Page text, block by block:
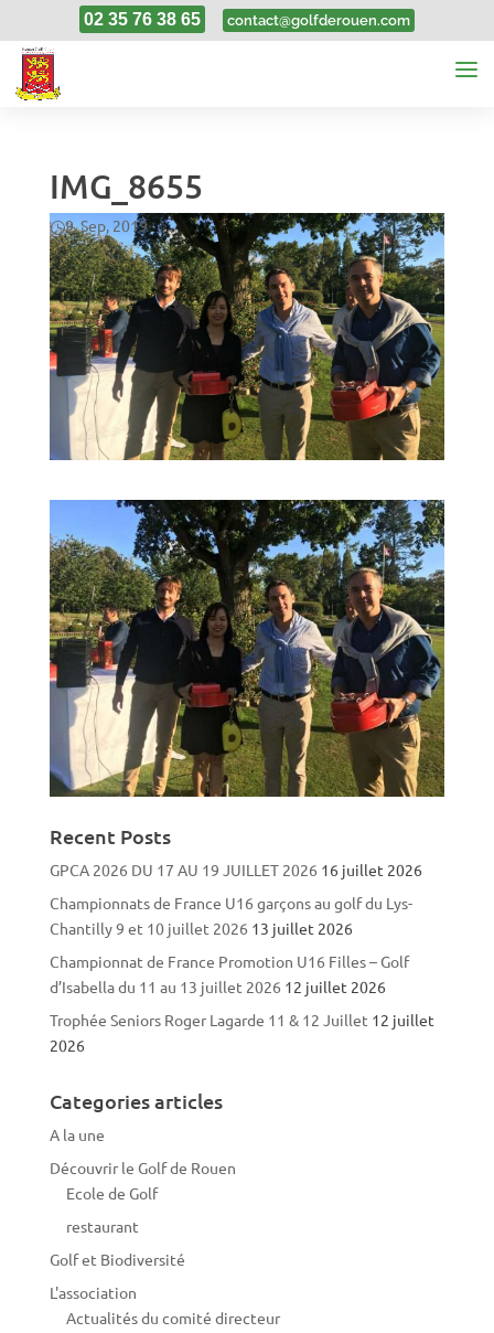
02 35 76 38 65 contact@golfderouen.com
IMG_8655
9, Sep, 2019
Recent Posts
GPCA 2026 DU 17 AU 19 JUILLET 2026 16 juillet 2026
Championnats de France U16 garçons au golf du Lys-
Chantilly 9 et 10 juillet 2026 13 juillet 2026
Championnat de France Promotion U16 Filles – Golf
d’Isabella du 11 au 13 juillet 2026 12 juillet 2026
Trophée Seniors Roger Lagarde 11 & 12 Juillet 12 juillet
2026
Categories articles
A la une
Découvrir le Golf de Rouen
Ecole de Golf
restaurant
Golf et Biodiversité
L'association
Actualités du comité directeur